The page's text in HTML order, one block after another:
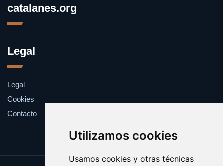
Utilizamos cookies
Usamos cookies y otras técnicas
catalanes.org
Legal
Legal
Cookies
Contacto